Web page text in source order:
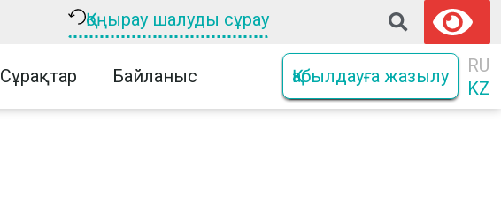
Қоңырау шалуды сұрау
Сұрақтар Байланыс Қабылдауға жазылу
RU
KZ